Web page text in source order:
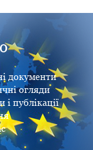
документи
огляди
публікації